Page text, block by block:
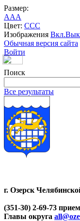
Размер:
AAA
Цвет: CCC
Изображения Вкл.
Обычная версия сайта
Войти
Поиск
Все результаты
г. Озерск
(351-30) 2-69-73
Главы округа